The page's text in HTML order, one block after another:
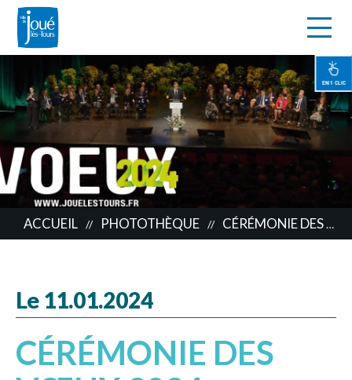
contenu
principal
EN 1 CLIC
ACCUEIL // PHOTOTHÈQUE // CÉRÉMONIE DES VŒUX
Le 11.01.2024
CÉRÉMONIE DES